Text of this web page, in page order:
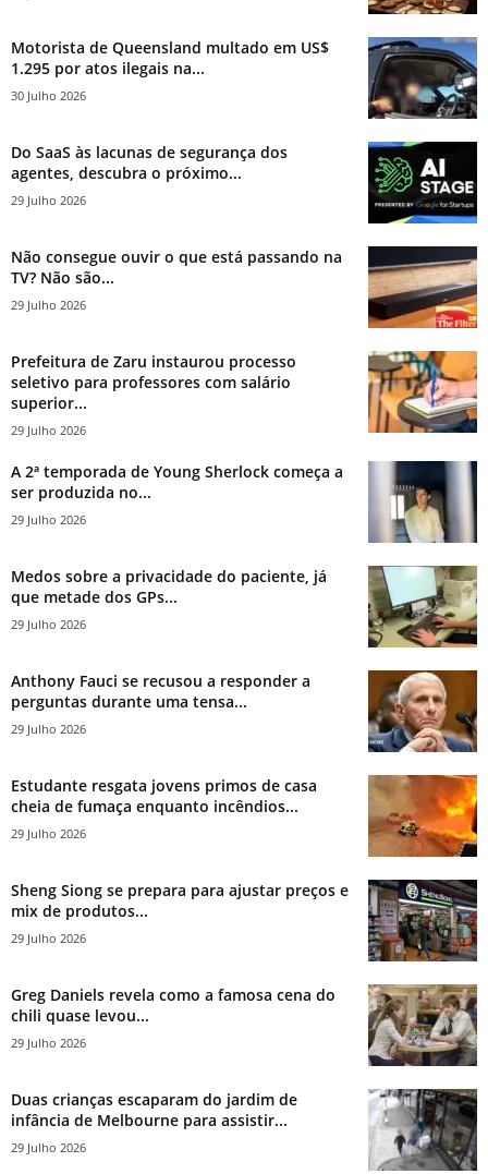
Motorista de Queensland multado em US$
1.295 por atos ilegais na...
30 Julho 2026
Do SaaS às lacunas de segurança dos
agentes, descubra o próximo...
29 Julho 2026
Não consegue ouvir o que está passando na
TV? Não são...
29 Julho 2026
Prefeitura de Zaru instaurou processo
seletivo para professores com salário
superior...
29 Julho 2026
A 2ª temporada de Young Sherlock começa a
ser produzida no...
29 Julho 2026
Medos sobre a privacidade do paciente, já
que metade dos GPs...
29 Julho 2026
Anthony Fauci se recusou a responder a
perguntas durante uma tensa...
29 Julho 2026
Estudante resgata jovens primos de casa
cheia de fumaça enquanto incêndios...
29 Julho 2026
Sheng Siong se prepara para ajustar preços e
mix de produtos...
29 Julho 2026
Greg Daniels revela como a famosa cena do
chili quase levou...
29 Julho 2026
Duas crianças escaparam do jardim de
infância de Melbourne para assistir...
29 Julho 2026